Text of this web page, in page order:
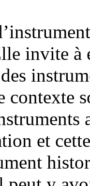
invite à
contexte
et